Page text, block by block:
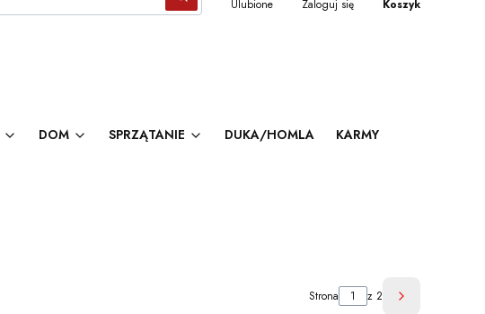
Ulubione Zaloguj się Koszyk
DOM SPRZĄTANIE DUKA/HOMLA KARMY
Strona z 2 Następne